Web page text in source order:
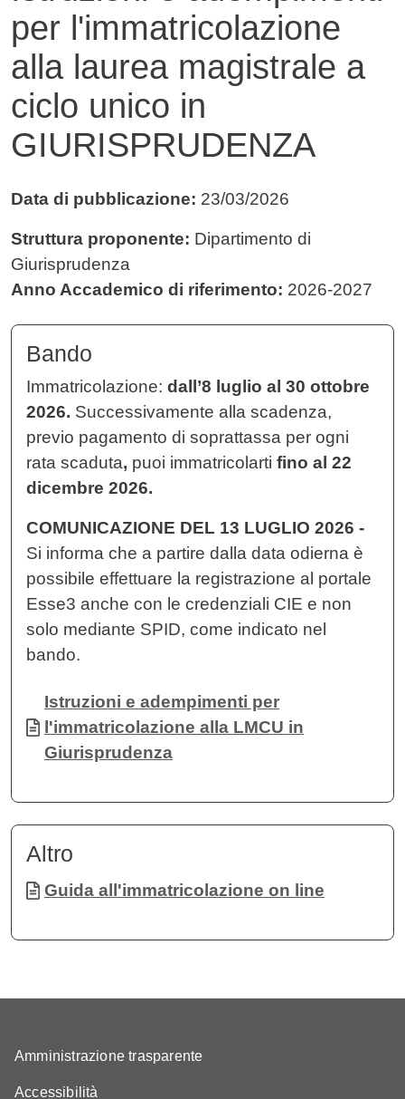
per l'immatricolazione
alla laurea magistrale a
ciclo unico in
GIURISPRUDENZA
Data di pubblicazione: 23/03/2026
Struttura proponente: Dipartimento di
Giurisprudenza
Anno Accademico di riferimento: 2026-2027
Bando
Immatricolazione: dall’8 luglio al 30 ottobre
2026. Successivamente alla scadenza,
previo pagamento di soprattassa per ogni
rata scaduta, puoi immatricolarti fino al 22
dicembre 2026.
COMUNICAZIONE DEL 13 LUGLIO 2026 -
Si informa che a partire dalla data odierna è
possibile effettuare la registrazione al portale
Esse3 anche con le credenziali CIE e non
solo mediante SPID, come indicato nel
bando.
Documento
Istruzioni e adempimenti per
l'immatricolazione alla LMCU in
Giurisprudenza
Altro
Documento
Guida all'immatricolazione on line
Amministrazione trasparente
Accessibilità